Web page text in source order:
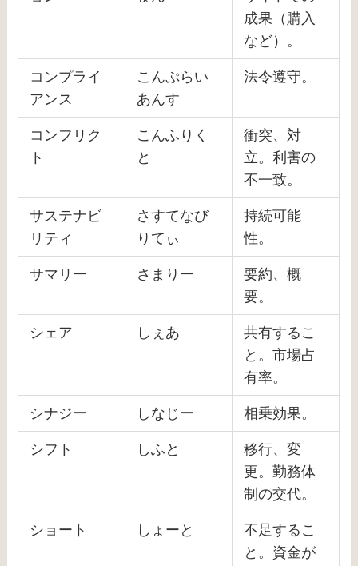
成果（購入
など）。
コンプライ
アンス
こんぷらい
あんす
法令遵守。
コンフリク
ト
こんふりく
と
衝突、対
立。利害の
不一致。
サステナビ
リティ
さすてなび
りてぃ
持続可能
性。
サマリー さまりー
要約、概
要。
シェア しぇあ
共有するこ
と。市場占
有率。
シナジー しなじー 相乗効果。
シフト しふと
移行、変
更。勤務体
制の交代。
ショート しょーと
不足するこ
と。資金が